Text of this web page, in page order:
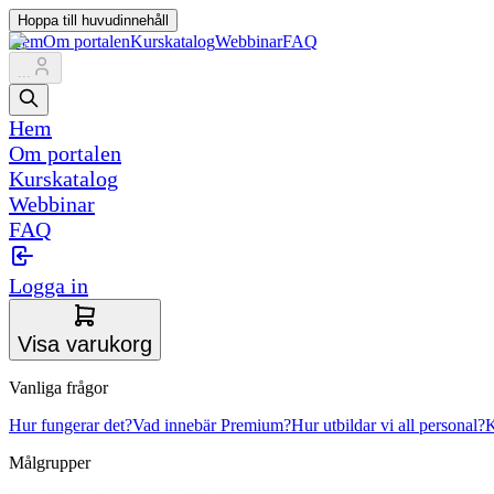
Hoppa till huvudinnehåll
HemOm portalenKurskatalogWebbinarFAQ
...
Hem
Om portalen
Kurskatalog
Webbinar
FAQ
Logga in
Visa varukorg
Vanliga frågor
Hur fungerar det?Vad innebär Premium?Hur utbildar vi all personal?
Målgrupper